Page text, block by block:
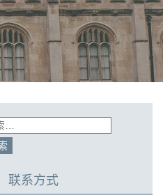
联系方式